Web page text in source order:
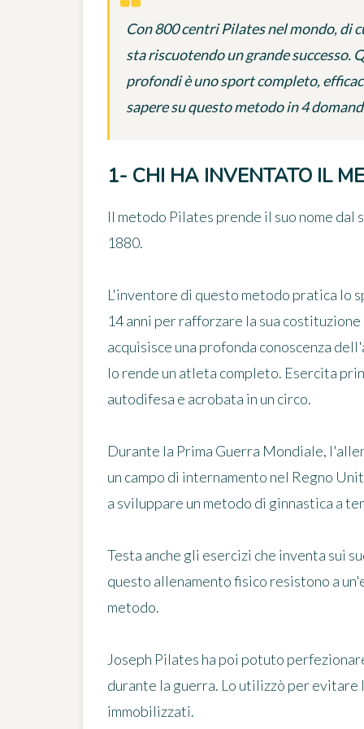
Con 800 centri Pilates nel mondo, di
sta riscuotendo un grande successo.
profondi è uno sport completo,
sapere su questo metodo in 4
1- CHI HA INVENTATO IL
Il metodo Pilates prende il suo nome dal
1880.
L'inventore di questo metodo pratica lo
14 anni per rafforzare la sua
acquisisce una profonda conoscenza
lo rende un atleta completo. Esercita
autodifesa e acrobata in un circo.
Durante la Prima Guerra Mondiale,
un campo di internamento nel Regno
a sviluppare un metodo di ginnastica a
Testa anche gli esercizi che inventa sui
questo allenamento fisico resistono a
metodo.
Joseph Pilates ha poi potuto
durante la guerra. Lo utilizzò per
immobilizzati.